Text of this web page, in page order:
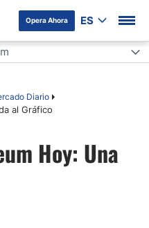
Opera Ahora ES
Diario
al Gráfico
Hoy: Una